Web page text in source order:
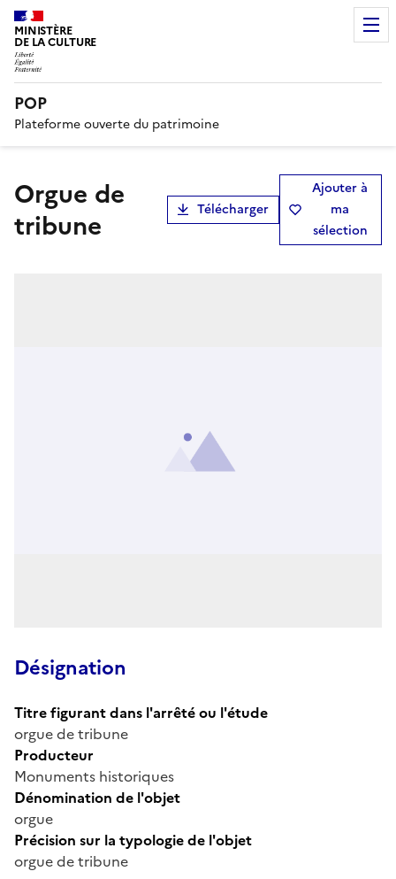
MINISTÈRE
DE LA CULTURE
POP
Plateforme ouverte du patrimoine
orgue de
tribune
Télécharger
Ajouter à
ma
sélection
Désignation
Titre figurant dans l'arrêté ou l'étude
orgue de tribune
Producteur
Monuments historiques
Dénomination de l'objet
orgue
Précision sur la typologie de l'objet
orgue de tribune